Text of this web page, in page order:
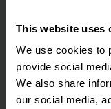
This website uses
We use cookies to
provide social
We also share
our social media,
inovação
garante eficiência,
manutenção.
dia a dia dos